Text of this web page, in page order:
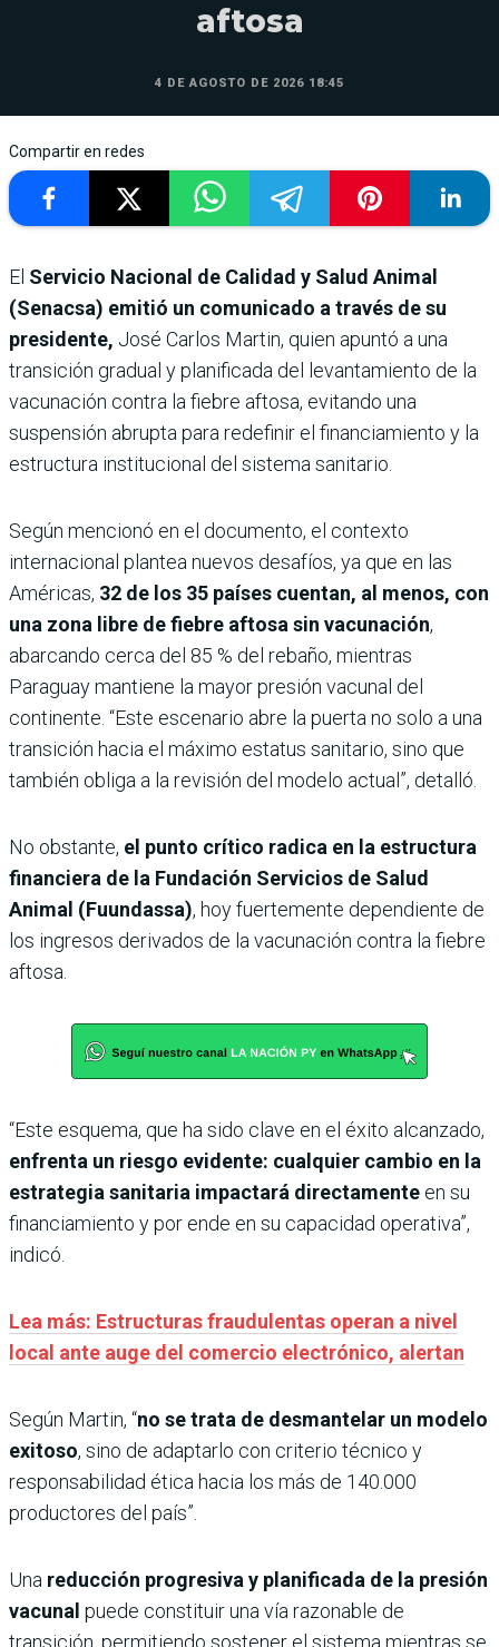
aftosa
4 DE AGOSTO DE 2026 18:45
Compartir en redes
El Servicio Nacional de Calidad y Salud Animal
(Senacsa) emitió un comunicado a través de su
presidente, José Carlos Martin, quien apuntó a una
transición gradual y planificada del levantamiento de la
vacunación contra la fiebre aftosa, evitando una
suspensión abrupta para redefinir el financiamiento y la
estructura institucional del sistema sanitario.
Según mencionó en el documento, el contexto
internacional plantea nuevos desafíos, ya que en las
Américas, 32 de los 35 países cuentan, al menos, con
una zona libre de fiebre aftosa sin vacunación,
abarcando cerca del 85 % del rebaño, mientras
Paraguay mantiene la mayor presión vacunal del
continente. “Este escenario abre la puerta no solo a una
transición hacia el máximo estatus sanitario, sino que
también obliga a la revisión del modelo actual”, detalló.
No obstante, el punto crítico radica en la estructura
financiera de la Fundación Servicios de Salud
Animal (Fuundassa), hoy fuertemente dependiente de
los ingresos derivados de la vacunación contra la fiebre
aftosa.
“Este esquema, que ha sido clave en el éxito alcanzado,
enfrenta un riesgo evidente: cualquier cambio en la
estrategia sanitaria impactará directamente en su
financiamiento y por ende en su capacidad operativa”,
indicó.
Lea más: Estructuras fraudulentas operan a nivel
local ante auge del comercio electrónico, alertan
Según Martin, “no se trata de desmantelar un modelo
exitoso, sino de adaptarlo con criterio técnico y
responsabilidad ética hacia los más de 140.000
productores del país”.
Una reducción progresiva y planificada de la presión
vacunal puede constituir una vía razonable de